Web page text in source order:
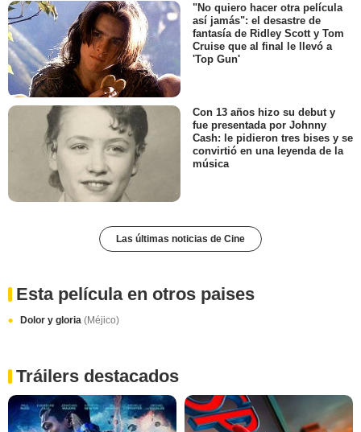
"No quiero hacer otra película
así jamás": el desastre de
fantasía de Ridley Scott y Tom
Cruise que al final le llevó a
'Top Gun'
Con 13 años hizo su debut y
fue presentada por Johnny
Cash: le pidieron tres bises y se
convirtió en una leyenda de la
música
Las últimas noticias de Cine
Esta película en otros paises
Dolor y gloria (Méjico)
Tráilers destacados